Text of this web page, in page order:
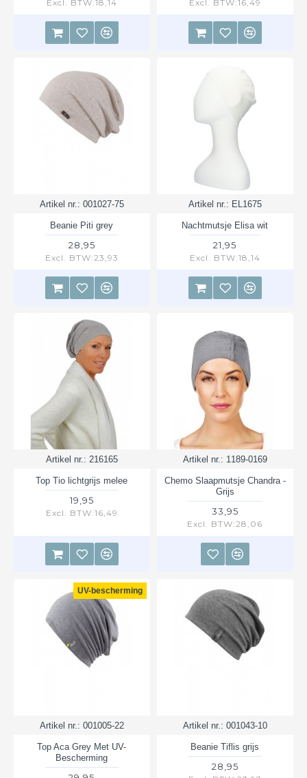
Excl. BTW:18,14 Excl. BTW:16,49
Artikel nr.: 001027-75
Beanie Piti grey
28,95
Excl. BTW:23,93
Artikel nr.: EL1675
Nachtmutsje Elisa wit
21,95
Excl. BTW:18,14
Artikel nr.: 216165
Top Tio lichtgrijs melee
19,95
Excl. BTW:16,49
Artikel nr.: 1189-0169
Chemo Slaapmutsje Chandra -
Grijs
33,95
Excl. BTW:28,06
UV-bescherming
Artikel nr.: 001005-22
Top Aca Grey Met UV-
Bescherming
Artikel nr.: 001043-10
Beanie Tiflis grijs
28,95